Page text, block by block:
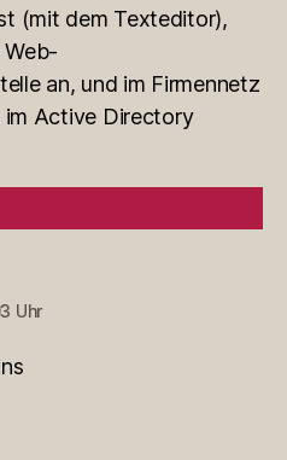
(mit dem Texteditor),
an, und im Firmennetz
im Active Directory
Uhr